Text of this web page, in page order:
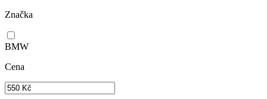
Značka
BMW
Cena